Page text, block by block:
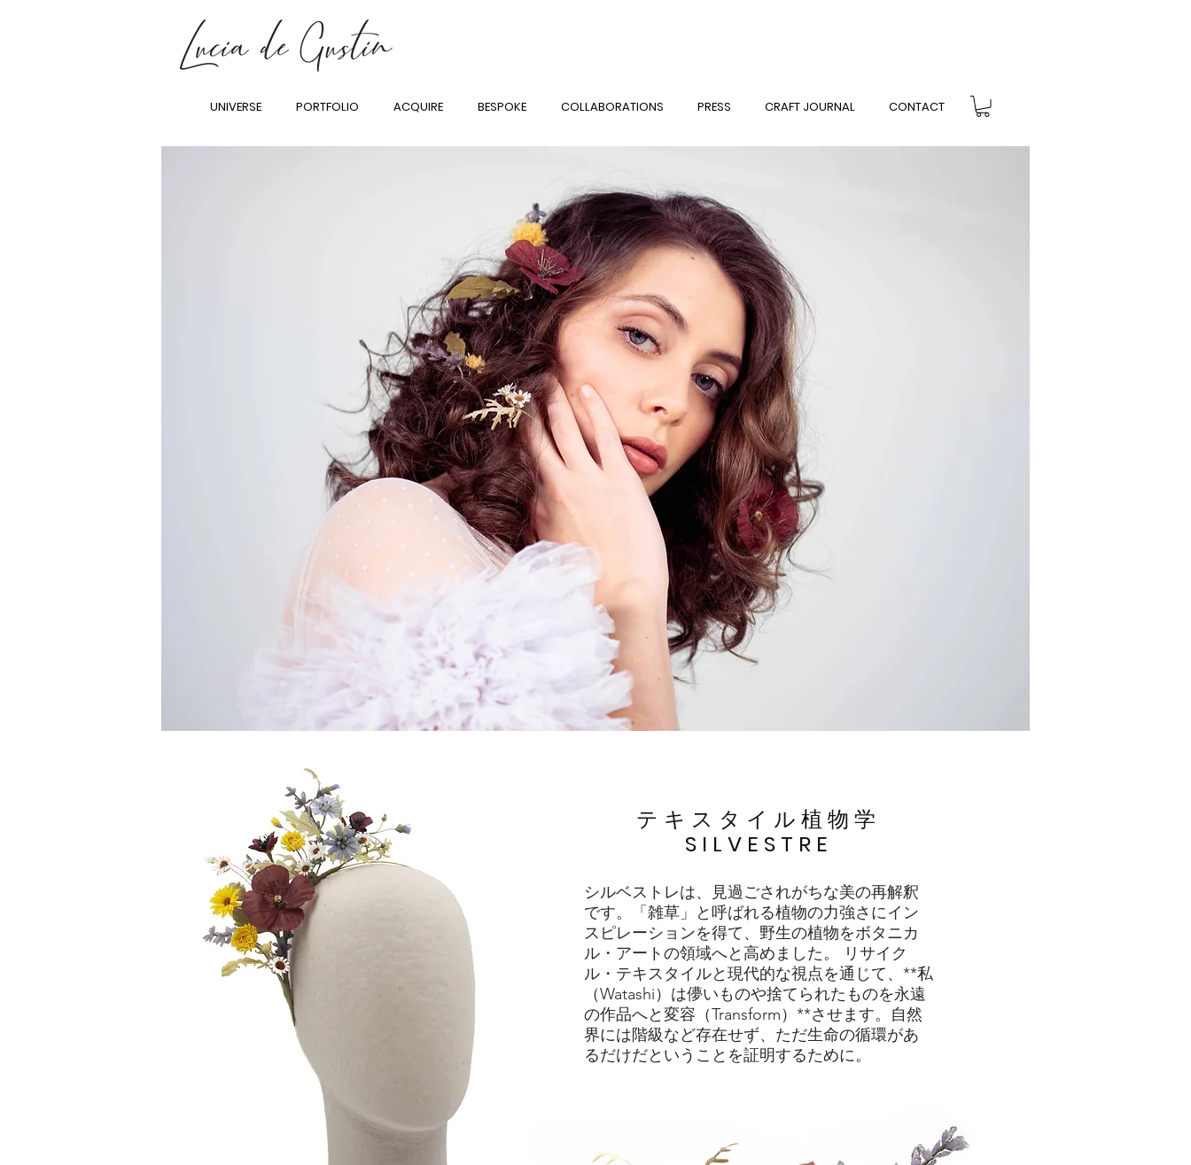
UNIVERSE PORTFOLIO ACQUIRE BESPOKE COLLABORATIONS PRESS CRAFT JOURNAL CONTACT
テキスタイル植物学
SILVESTRE
シルベストレは、見過ごされがちな美の再解釈
です。「雑草」と呼ばれる植物の力強さにイン
スピレーションを得て、野生の植物をボタニカ
ル・アートの領域へと高めました。 リサイク
ル・テキスタイルと現代的な視点を通じて、**私
（Watashi）は儚いものや捨てられたものを永遠
の作品へと変容（Transform）**させます。自然
界には階級など存在せず、ただ生命の循環があ
るだけだということを証明するために。